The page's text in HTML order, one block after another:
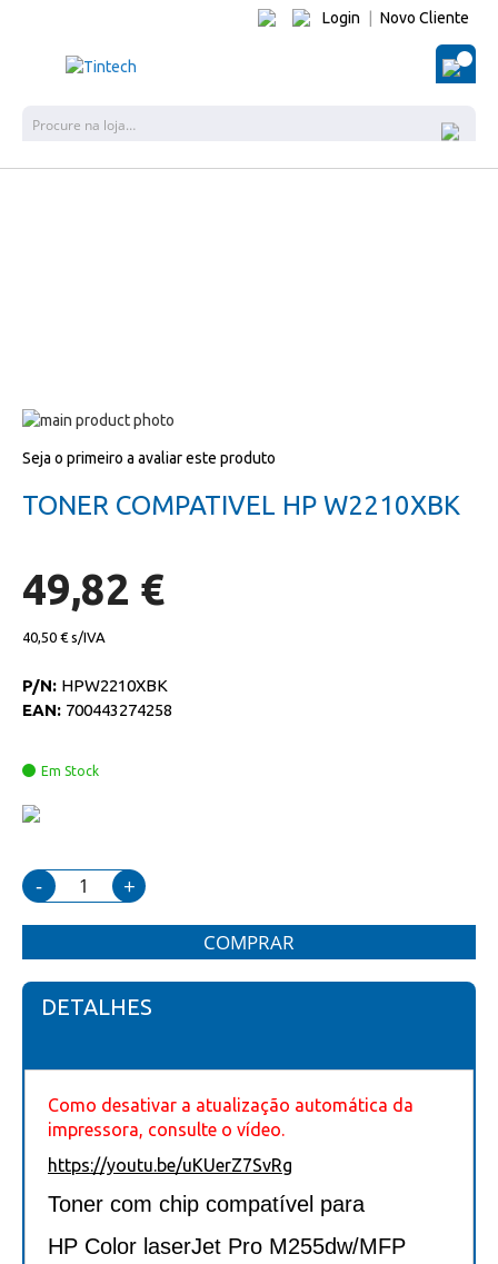
Login Novo Cliente
O
Salte
o
imagens
para
início
de
imagens
Seja o primeiro a avaliar este produto
TONER COMPATIVEL HP W2210XBK
49,82 €
40,50 €
P/N: HPW2210XBK
EAN: 700443274258
Em Stock
- +
COMPRAR
DETALHES
Como desativar a atualização automática da
impressora, consulte o vídeo.
https://youtu.be/uKUerZ7SvRg
Toner com chip compatível para
HP Color laserJet Pro M255dw/MFP